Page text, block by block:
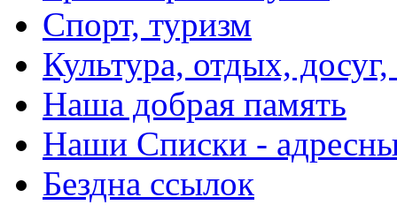
Спорт, туризм
Культура, отдых,
Наша добрая память
Наши Списки -
Бездна ссылок